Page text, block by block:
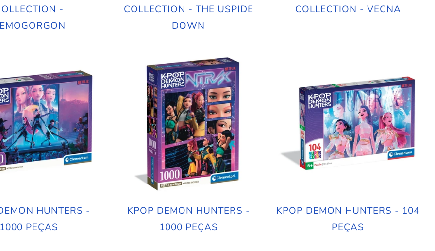
-
COLLECTION - THE USPIDE
DOWN
COLLECTION - VECNA
HUNTERS -
1000 PEÇAS
KPOP DEMON HUNTERS -
1000 PEÇAS
KPOP DEMON HUNTERS - 104
PEÇAS